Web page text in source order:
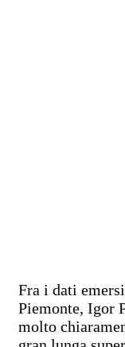
Fra i dati
Piemonte, Igor
molto